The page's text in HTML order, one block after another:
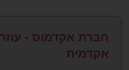
חברת אקדמוס -
אקדמית